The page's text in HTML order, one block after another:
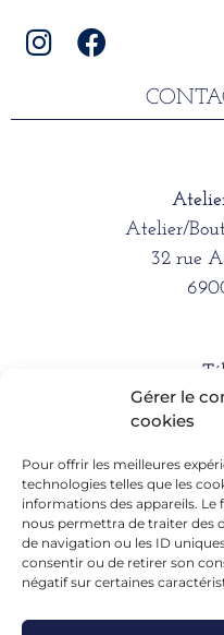
Gérer le
cookies
Pour offrir les meilleures
technologies telles que les
informations des appareils.
nous permettra de traiter des
de navigation ou les ID
consentir ou de retirer son
négatif sur certaines
Atelier/
32 rue
06